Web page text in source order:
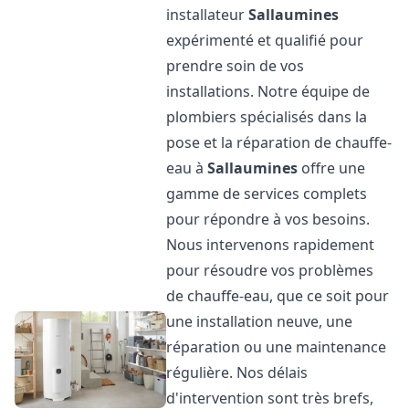
installateurSallaumines
expérimenté et qualifié pour
prendre soin de vos
installations. Notre équipe de
plombiers spécialisés dans la
pose et la réparation de chauffe-
eau àSallaumines offre une
gamme de services complets
pour répondre à vos besoins.
Nous intervenons rapidement
pour résoudre vos problèmes
de chauffe-eau, que ce soit pour
une installation neuve, une
réparation ou une maintenance
régulière. Nos délais
d'intervention sont très brefs,